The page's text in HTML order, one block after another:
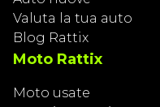
Valuta la tua auto
Blog Rattix
Moto Rattix
Moto usate